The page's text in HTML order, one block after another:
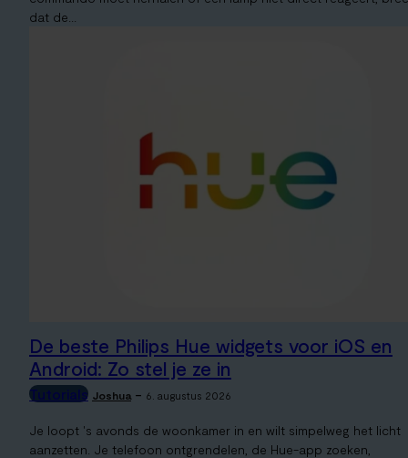
dat de...
De beste Philips Hue widgets voor iOS en
Android: Zo stel je ze in
Tutorials Joshua - 6. augustus 2026
Je loopt 's avonds de woonkamer in en wilt simpelweg het licht
aanzetten. Je telefoon ontgrendelen, de Hue-app zoeken,